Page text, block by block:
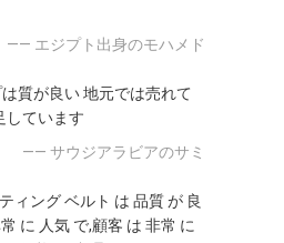
—— エジプト出身のモハメド
質が良い 地元では売れて
しています
—— サウジアラビアのサミ
ィング ベルト は 品質 が 良
に 人気 で,顧客 は 非常 に